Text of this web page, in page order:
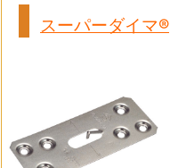
スーパーダイマ®